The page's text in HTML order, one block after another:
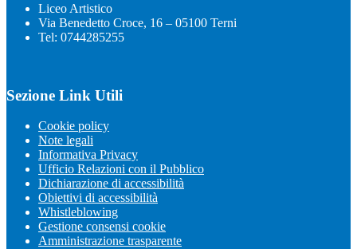
Liceo Artistico
Via Benedetto Croce, 16 – 05100 Terni
Tel: 0744285255
Sezione Link Utili
Cookie policy
Note legali
Informativa Privacy
Ufficio Relazioni con il Pubblico
Dichiarazione di accessibilità
Obiettivi di accessibilità
Whistleblowing
Gestione consensi cookie
Amministrazione trasparente